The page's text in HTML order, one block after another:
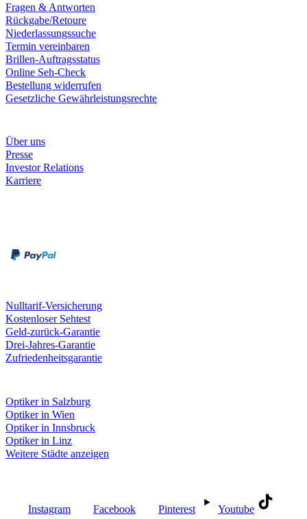
Fragen & Antworten
Rückgabe/Retoure
Niederlassungssuche
Termin vereinbaren
Brillen-Auftragsstatus
Online Seh-Check
Bestellung widerrufen
Gesetzliche Gewährleistungsrechte
Über uns
Presse
Investor Relations
Karriere
Nulltarif-Versicherung
Kostenloser Sehtest
Geld-zurück-Garantie
Drei-Jahres-Garantie
Zufriedenheitsgarantie
Optiker in Salzburg
Optiker in Wien
Optiker in Innsbruck
Optiker in Linz
Weitere Städte anzeigen
Instagram Facebook Pinterest Youtube